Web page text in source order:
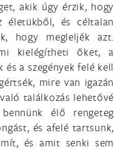
akik úgy érzik, hogy
életükből, és céltalan
hogy megleljék azt.
kielégítheti őket, a
a szegények felé kell
mire van igazán
találkozás lehetővé
élő rengeteg
és afelé tartsunk,
és amit senki sem